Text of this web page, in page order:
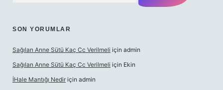
SON YORUMLAR
Sağılan Anne Sütü Kaç Cc Verilmeli için admin
Sağılan Anne Sütü Kaç Cc Verilmeli için Ekin
İHale Mantığı Nedir için admin